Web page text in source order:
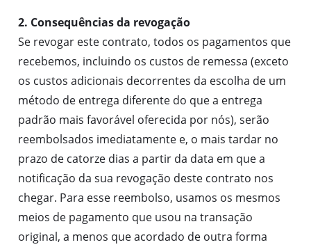
2. Consequências da revogação
Se revogar este contrato, todos os pagamentos que
recebemos, incluindo os custos de remessa (exceto
os custos adicionais decorrentes da escolha de um
método de entrega diferente do que a entrega
padrão mais favorável oferecida por nós), serão
reembolsados imediatamente e, o mais tardar no
prazo de catorze dias a partir da data em que a
notificação da sua revogação deste contrato nos
chegar. Para esse reembolso, usamos os mesmos
meios de pagamento que usou na transação
original, a menos que acordado de outra forma